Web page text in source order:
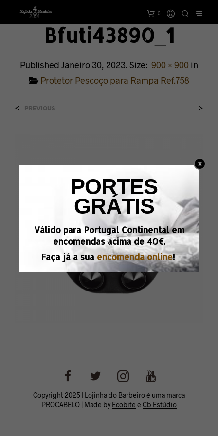
0
Bfuti43890_1
Published Janeiro 30, 2023. Size: 900 × 900 in
Protetor Pescoço para Rampa Ref.758
< PREVIOUS >
Copyright 2025 | Lojinha do Barbeiro é uma marca
PROCABELO | Made by Ecobite e Cb Estúdio
PORTES
GRÁTIS
Válido para Portugal Continental em
encomendas acima de 40€.
Faça já a sua encomenda online!